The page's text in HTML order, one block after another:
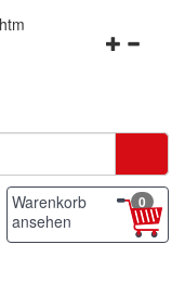
Warenkorb
ansehen
0